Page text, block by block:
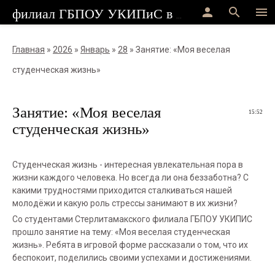
menu
search
person
Главная » 2026 » Январь » 28 » Занятие: «Моя веселая
студенческая жизнь»
15:52
Занятие: «Моя веселая
студенческая жизнь»
Студенческая жизнь - интересная увлекательная пора в
жизни каждого человека. Но всегда ли она беззаботна? С
какими трудностями приходится сталкиваться нашей
молодёжи и какую роль стрессы занимают в их жизни?
Со студентами Стерлитамакского филиала ГБПОУ УКИПИС
прошло занятие на тему: «Моя веселая студенческая
жизнь». Ребята в игровой форме рассказали о том, что их
беспокоит, поделились своими успехами и достижениями.